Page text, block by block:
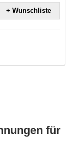
+ Wunschliste
für